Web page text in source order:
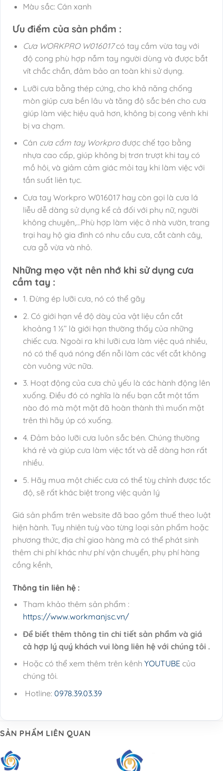
Màu sắc: Cán xanh
Ưu điểm của sản phẩm :
Cưa WORKPRO W016017có tay cầm vừa tay với
độ cong phù hợp nắm tay người dùng và được bắt
vít chắc chắn, đảm bảo an toàn khi sử dụng.
Lưỡi cưa bằng thép cứng, cho khả năng chống
mòn giúp cưa bền lâu và tăng độ sắc bén cho cưa
giúp làm việc hiệu quả hơn, không bị cong vênh khi
bị va chạm.
Cán cưa cầm tay Workpro được chế tạo bằng
nhựa cao cấp, giúp không bị trơn trượt khi tay có
mồ hôi, và giảm cảm giác mỏi tay khi làm việc với
tần suất liên tục.
Cưa tay Workpro W016017 hay còn gọi là cưa lá
liễu dễ dàng sử dụng kể cả đối với phụ nữ, người
không chuyên,…Phù hợp làm việc ở nhà vườn, trang
trại hay hộ gia đình có nhu cầu cưa, cắt cành cây,
cưa gỗ vừa và nhỏ.
Những mẹo vặt nên nhớ khi sử dụng cưa
cầm tay :
1. Đừng ép lưỡi cưa, nó có thể gãy
2. Có giới hạn về độ dày của vật liệu cần cắt
khoảng 1 ½’’ là giới hạn thường thấy của những
chiếc cưa. Ngoài ra khi lưỡi cưa làm việc quá nhiều,
nó có thể quá nóng đến nỗi làm các vết cắt không
còn vuông vức nữa.
3. Hoạt động của cưa chủ yếu là các hành động lên
xuống. Điều đó có nghĩa là nếu bạn cắt một tấm
nào đó mà một mặt đã hoàn thành thì muốn mặt
trên thì hãy úp có xuống.
4. Đảm bảo lưỡi cưa luôn sắc bén. Chúng thường
khá rẻ và giúp cưa làm việc tốt và dễ dàng hơn rất
nhiều.
5. Hãy mua một chiếc cưa có thể tùy chỉnh được tốc
độ, sẽ rất khác biệt trong việc quản lý
Giá sản phẩm trên website đã bao gồm thuế theo luật
hiện hành. Tuy nhiên tuỳ vào từng loại sản phẩm hoặc
phương thức, địa chỉ giao hàng mà có thể phát sinh
thêm chi phí khác như phí vận chuyển, phụ phí hàng
cồng kềnh,
Thông tin liên hệ :
Tham khảo thêm sản phẩm :
https://www.workmanjsc.vn/
Để biết thêm thông tin chi tiết sản phẩm và giá
cả hợp lý quý khách vui lòng liên hệ với chúng tôi .
Hoặc có thể xem thêm trên kênh YOUTUBEcủa
chúng tôi.
Hotline: 0978.39.03.39
SẢN PHẨM LIÊN QUAN